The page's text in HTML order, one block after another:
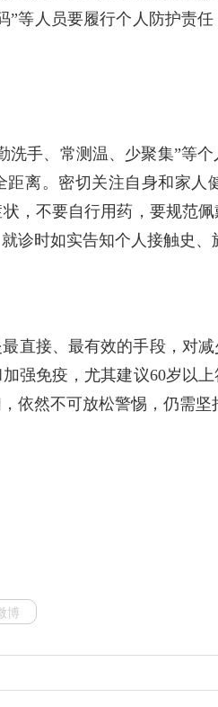
”等人员要履行个人防护责
洗手、常测温、少聚集”等
离。密切关注自身和家人
，不要自行用药，要规范
诊时如实告知个人接触史、
直接、最有效的手段，对
强免疫，尤其建议60岁以
依然不可放松警惕，仍需坚
博